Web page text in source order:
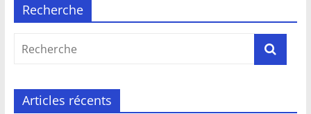
Recherche
Articles récents